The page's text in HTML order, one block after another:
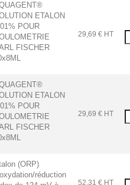
ETALON
POUR
FISCHER
29,69 € HT
ETALON
POUR
FISCHER
29,69 € HT
(ORP)
réduction
52,31 € HT